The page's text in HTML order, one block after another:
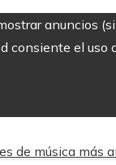
anuncios
el
de música más